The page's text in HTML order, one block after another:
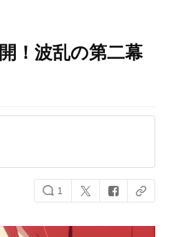
！波乱の第二幕
1